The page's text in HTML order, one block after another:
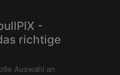
-
richtige
Auswahl an